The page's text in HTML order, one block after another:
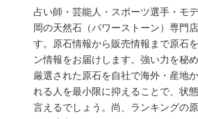
占い師・芸能人・スポーツ選手・モ
岡の天然石（パワーストーン）専門
す。原石情報から販売情報まで原石
ン情報をお届けします。強い力を秘
厳選された原石を自社で海外・産地
れる人を最小限に抑えることで、状
言えるでしょう。尚、ランキングの